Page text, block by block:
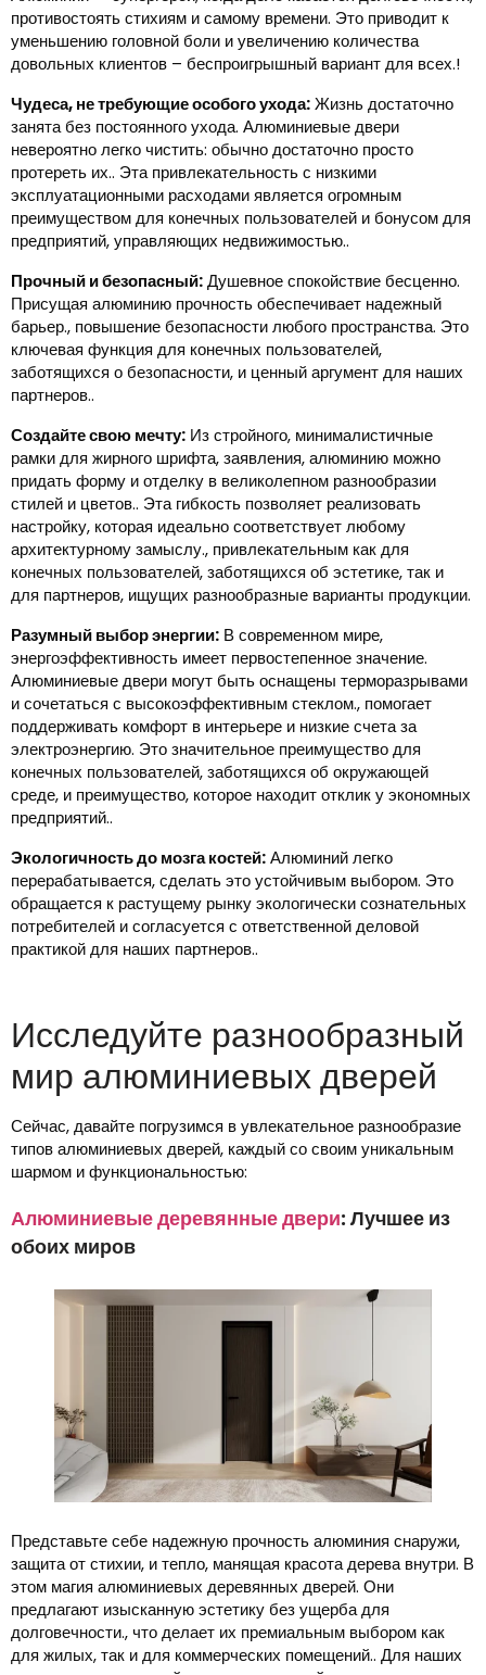
противостоять стихиям и самому времени. Это приводит к
уменьшению головной боли и увеличению количества
довольных клиентов – беспроигрышный вариант для всех.!
Чудеса, не требующие особого ухода:Жизнь достаточно
занята без постоянного ухода. Алюминиевые двери
невероятно легко чистить: обычно достаточно просто
протереть их.. Эта привлекательность с низкими
эксплуатационными расходами является огромным
преимуществом для конечных пользователей и бонусом для
предприятий, управляющих недвижимостью..
Прочный и безопасный:Душевное спокойствие бесценно.
Присущая алюминию прочность обеспечивает надежный
барьер., повышение безопасности любого пространства. Это
ключевая функция для конечных пользователей,
заботящихся о безопасности, и ценный аргумент для наших
партнеров..
Создайте свою мечту: Из стройного, минималистичные
рамки для жирного шрифта, заявления, алюминию можно
придать форму и отделку в великолепном разнообразии
стилей и цветов.. Эта гибкость позволяет реализовать
настройку, которая идеально соответствует любому
архитектурному замыслу., привлекательным как для
конечных пользователей, заботящихся об эстетике, так и
для партнеров, ищущих разнообразные варианты продукции.
Разумный выбор энергии: В современном мире,
энергоэффективность имеет первостепенное значение.
Алюминиевые двери могут быть оснащены терморазрывами
и сочетаться с высокоэффективным стеклом., помогает
поддерживать комфорт в интерьере и низкие счета за
электроэнергию. Это значительное преимущество для
конечных пользователей, заботящихся об окружающей
среде, и преимущество, которое находит отклик у экономных
предприятий..
Экологичность до мозга костей:Алюминий легко
перерабатывается, сделать это устойчивым выбором. Это
обращается к растущему рынку экологически сознательных
потребителей и согласуется с ответственной деловой
практикой для наших партнеров..
Исследуйте разнообразный
мир алюминиевых дверей
Сейчас, давайте погрузимся в увлекательное разнообразие
типов алюминиевых дверей, каждый со своим уникальным
шармом и функциональностью:
Алюминиевые деревянные двери: Лучшее из
обоих миров
Представьте себе надежную прочность алюминия снаружи,
защита от стихии, и тепло, манящая красота дерева внутри. В
этом магия алюминиевых деревянных дверей. Они
предлагают изысканную эстетику без ущерба для
долговечности., что делает их премиальным выбором как
для жилых, так и для коммерческих помещений.. Для наших